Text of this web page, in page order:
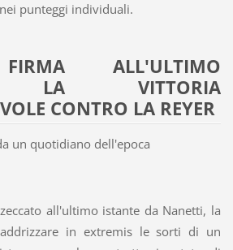
punteggi individuali.
ALL'ULTIMO
LA VITTORIA
CONTRO LA REYER
un quotidiano dell'epoca
all'ultimo istante da Nanetti, la
in extremis le sorti di un